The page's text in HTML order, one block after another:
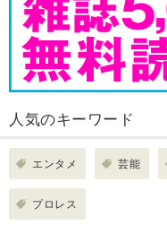
人気のキーワード
エンタメ 芸能
プロレス